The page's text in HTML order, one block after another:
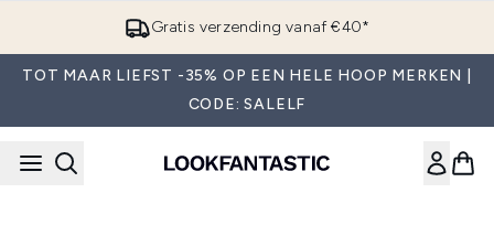
Gratis verzending vanaf €40*
TOT MAAR LIEFST -35% OP EEN HELE HOOP MERKEN |
CODE: SALELF